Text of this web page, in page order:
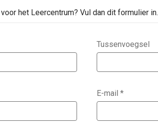
het Leercentrum? Vul dan dit formulier in.
Tussenvoegsel
E-mail *